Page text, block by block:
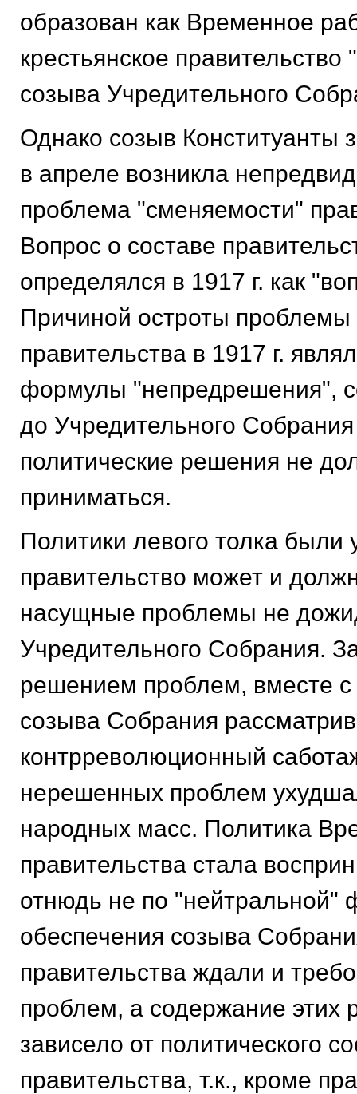
образован как Временное
крестьянское правительство
созыва Учредительного
Однако созыв Конституанты
в апреле возникла
проблема "сменяемости"
Вопрос о составе
определялся в 1917 г. как
Причиной остроты проблемы
правительства в 1917 г.
формулы "непредрешения",
до Учредительного
политические решения не
приниматься.
Политики левого толка были
правительство может и
насущные проблемы не
Учредительного Собрания.
решением проблем, вместе с
созыва Собрания
контрреволюционный
нерешенных проблем
народных масс. Политика
правительства стала
отнюдь не по "нейтральной"
обеспечения созыва
правительства ждали и
проблем, а содержание этих
зависело от политического
правительства, т.к., кроме